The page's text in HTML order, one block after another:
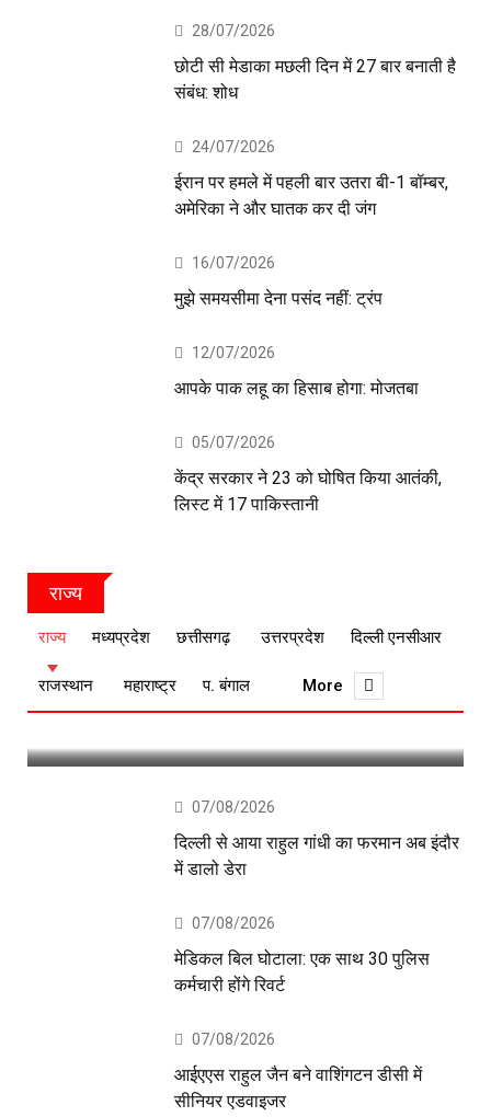
28/07/2026
छोटी सी मेडाका मछली दिन में 27 बार बनाती है
संबंध: शोध
24/07/2026
ईरान पर हमले में पहली बार उतरा बी-1 बॉम्बर,
अमेरिका ने और घातक कर दी जंग
16/07/2026
मुझे समयसीमा देना पसंद नहीं: ट्रंप
12/07/2026
आपके पाक लहू का हिसाब होगा: मोजतबा
05/07/2026
केंद्र सरकार ने 23 को घोषित किया आतंकी,
लिस्ट में 17 पाकिस्तानी
राज्य
राज्य मध्यप्रदेश छत्तीसगढ़ उत्तरप्रदेश दिल्ली एनसीआर
राजस्थान महाराष्ट्र प. बंगाल More
07/08/2026
कमलनाथ की मौजूदगी में पीएसी तय करेगी
अगला प्लान
07/08/2026
दिल्ली से आया राहुल गांधी का फरमान अब इंदौर
में डालो डेरा
07/08/2026
मेडिकल बिल घोटाला: एक साथ 30 पुलिस
कर्मचारी होंगे रिवर्ट
07/08/2026
आईएएस राहुल जैन बने वाशिंगटन डीसी में
सीनियर एडवाइजर